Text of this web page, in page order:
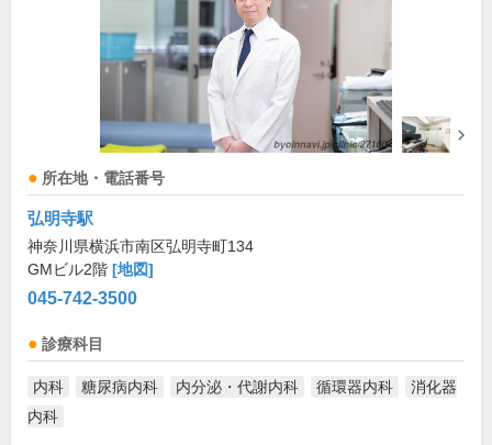
所在地・電話番号
弘明寺駅
神奈川県横浜市南区弘明寺町134
GMビル2階 [地図]
045-742-3500
診療科目
内科 糖尿病内科 内分泌・代謝内科 循環器内科
消化器
内科